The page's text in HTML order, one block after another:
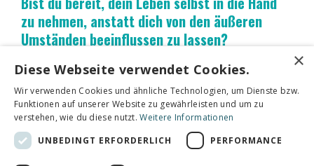
zu nehmen, anstatt dich von den äußeren
Umständen beeinflussen zu lassen?
DasPotenzial für Reichtum und große
Geldsummen ist überall um uns herum.
×
Diese Webseite verwendet Cookies.
Wir verwenden Cookies und ähnliche Technologien, um Dienste bzw.
Funktionen auf unserer Website zu gewährleisten und um zu
verstehen, wie du diese nutzt.Weitere Informationen
UNBEDINGT ERFORDERLICH
PERFORMANCE